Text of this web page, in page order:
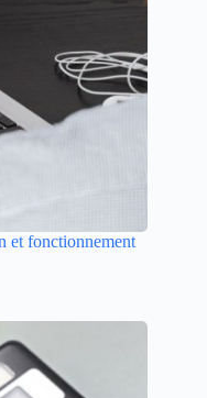
et fonctionnement